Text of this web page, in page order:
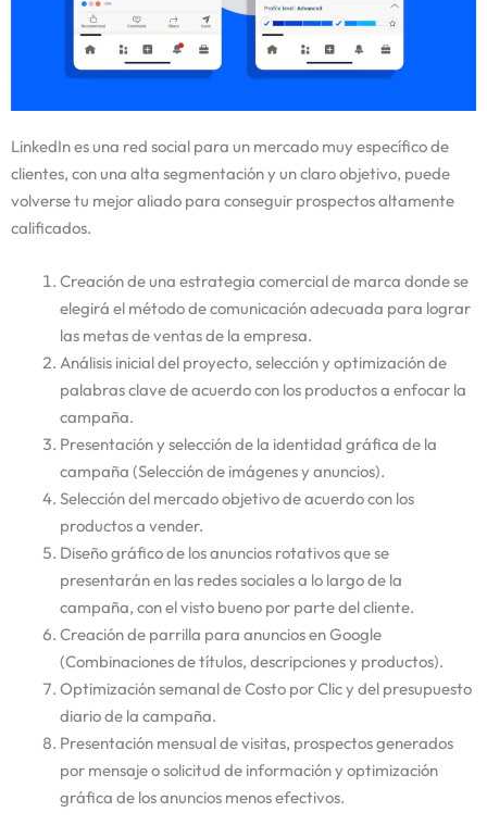
LinkedIn es una red social para un mercado muy específico de
clientes, con una alta segmentación y un claro objetivo, puede
volverse tu mejor aliado para conseguir prospectos altamente
calificados.
Creación de una estrategia comercial de marca donde se
elegirá el método de comunicación adecuada para lograr
las metas de ventas de la empresa.
Análisis inicial del proyecto, selección y optimización de
palabras clave de acuerdo con los productos a enfocar la
campaña.
Presentación y selección de la identidad gráfica de la
campaña (Selección de imágenes y anuncios).
Selección del mercado objetivo de acuerdo con los
productos a vender.
Diseño gráfico de los anuncios rotativos que se
presentarán en las redes sociales a lo largo de la
campaña, con el visto bueno por parte del cliente.
Creación de parrilla para anuncios en Google
(Combinaciones de títulos, descripciones y productos).
Optimización semanal de Costo por Clic y del presupuesto
diario de la campaña.
Presentación mensual de visitas, prospectos generados
por mensaje o solicitud de información y optimización
gráfica de los anuncios menos efectivos.